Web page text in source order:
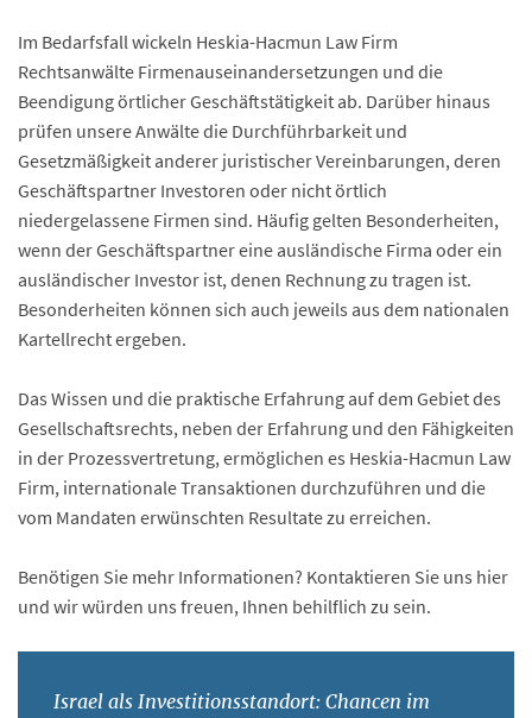
Im Bedarfsfall wickeln Heskia-Hacmun Law Firm
Rechtsanwälte Firmenauseinandersetzungen und die
Beendigung örtlicher Geschäftstätigkeit ab. Darüber hinaus
prüfen unsere Anwälte die Durchführbarkeit und
Gesetzmäßigkeit anderer juristischer Vereinbarungen, deren
Geschäftspartner Investoren oder nicht örtlich
niedergelassene Firmen sind. Häufig gelten Besonderheiten,
wenn der Geschäftspartner eine ausländische Firma oder ein
ausländischer Investor ist, denen Rechnung zu tragen ist.
Besonderheiten können sich auch jeweils aus dem nationalen
Kartellrecht ergeben.
Das Wissen und die praktische Erfahrung auf dem Gebiet des
Gesellschaftsrechts, neben der Erfahrung und den Fähigkeiten
in der Prozessvertretung, ermöglichen es Heskia-Hacmun Law
Firm, internationale Transaktionen durchzuführen und die
vom Mandaten erwünschten Resultate zu erreichen.
Benötigen Sie mehr Informationen? Kontaktieren Sie uns hier
und wir würden uns freuen, Ihnen behilflich zu sein.
Israel als Investitionsstandort: Chancen im